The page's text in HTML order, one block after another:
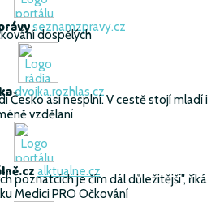
seznamzpravy.cz
dospělých
dvojka.rozhlas.cz
Česko asi nesplní. V cestě stojí mladí i
vzdělaní
alktualne.cz
poznatcích je čím dál důležitější", říká
Medici PRO Očkování